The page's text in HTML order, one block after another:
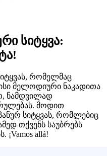
სიტყვა:
რომელმაც
მელოდიური ნაკადითა
ნამდვილად
მოდით
სიტყვას, რომლებიც
თქვენს საუბრებს
¡Vamos allá!